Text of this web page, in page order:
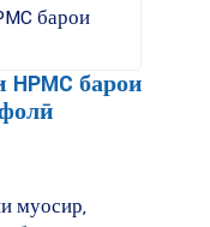
барои
муосир,